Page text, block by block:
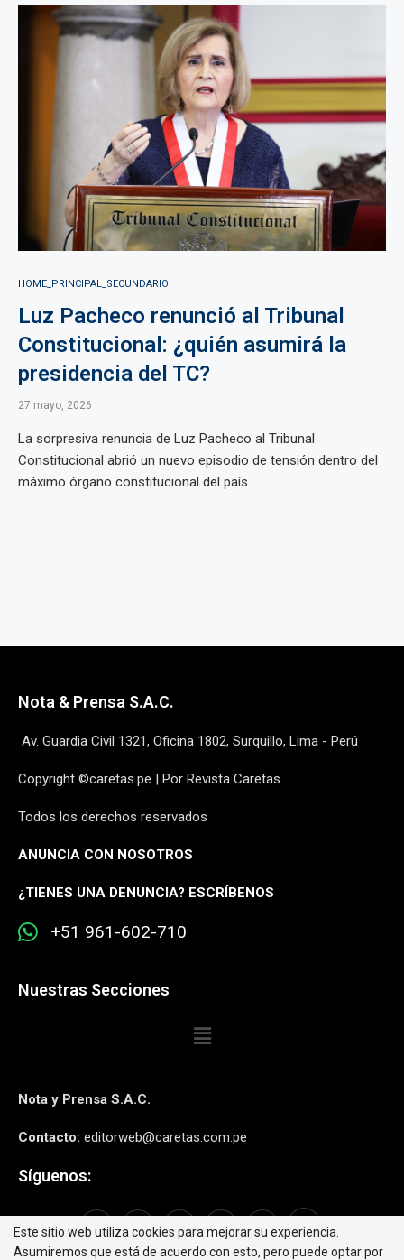
HOME_PRINCIPAL_SECUNDARIO
Luz Pacheco renunció al Tribunal
Constitucional: ¿quién asumirá la
presidencia del TC?
27 mayo, 2026
La sorpresiva renuncia de Luz Pacheco al Tribunal
Constitucional abrió un nuevo episodio de tensión dentro del
máximo órgano constitucional del país. ...
Nota & Prensa S.A.C.
Av. Guardia Civil 1321, Oficina 1802, Surquillo, Lima - Perú
Copyright ©caretas.pe | Por Revista Caretas
Todos los derechos reservados
ANUNCIA CON NOSOTROS
¿TIENES UNA DENUNCIA? ESCRÍBENOS
+51 961-602-710
Nuestras Secciones
Nota y Prensa S.A.C.
Contacto: editorweb@caretas.com.pe
Síguenos:
Este sitio web utiliza cookies para mejorar su experiencia.
Asumiremos que está de acuerdo con esto, pero puede optar por